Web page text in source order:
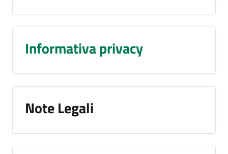
Informativa privacy
Note Legali